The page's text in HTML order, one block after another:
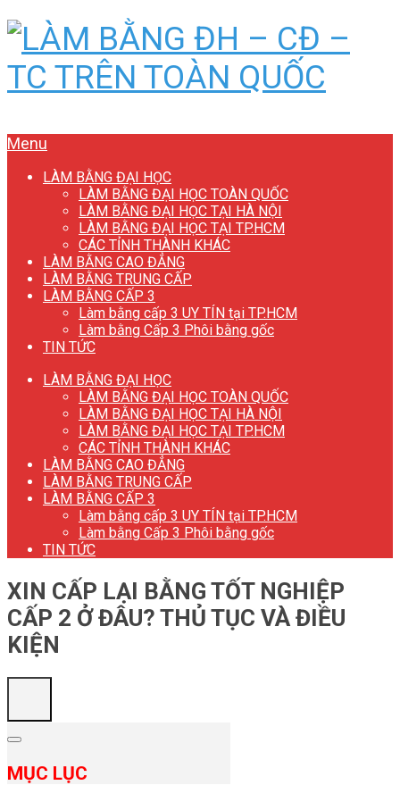
Menu
LÀM BẰNG ĐẠI HỌC
LÀM BẰNG ĐẠI HỌC TOÀN QUỐC
LÀM BẰNG ĐẠI HỌC TẠI HÀ NỘI
LÀM BẰNG ĐẠI HỌC TẠI TP.HCM
CÁC TỈNH THÀNH KHÁC
LÀM BẰNG CAO ĐẲNG
LÀM BẰNG TRUNG CẤP
LÀM BẰNG CẤP 3
Làm bằng cấp 3 UY TÍN tại TP.HCM
Làm bằng Cấp 3 Phôi bằng gốc
TIN TỨC
LÀM BẰNG ĐẠI HỌC
LÀM BẰNG ĐẠI HỌC TOÀN QUỐC
LÀM BẰNG ĐẠI HỌC TẠI HÀ NỘI
LÀM BẰNG ĐẠI HỌC TẠI TP.HCM
CÁC TỈNH THÀNH KHÁC
LÀM BẰNG CAO ĐẲNG
LÀM BẰNG TRUNG CẤP
LÀM BẰNG CẤP 3
Làm bằng cấp 3 UY TÍN tại TP.HCM
Làm bằng Cấp 3 Phôi bằng gốc
TIN TỨC
XIN CẤP LẠI BẰNG TỐT NGHIỆP
CẤP 2 Ở ĐÂU? THỦ TỤC VÀ ĐIỀU
KIỆN
MỤC LỤC